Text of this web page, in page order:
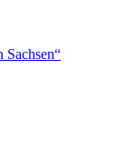
Sachsen“